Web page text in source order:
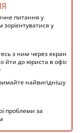
питання у
у
з ним через екран
йти до юриста в офіс
найвигіднішу
проблеми за